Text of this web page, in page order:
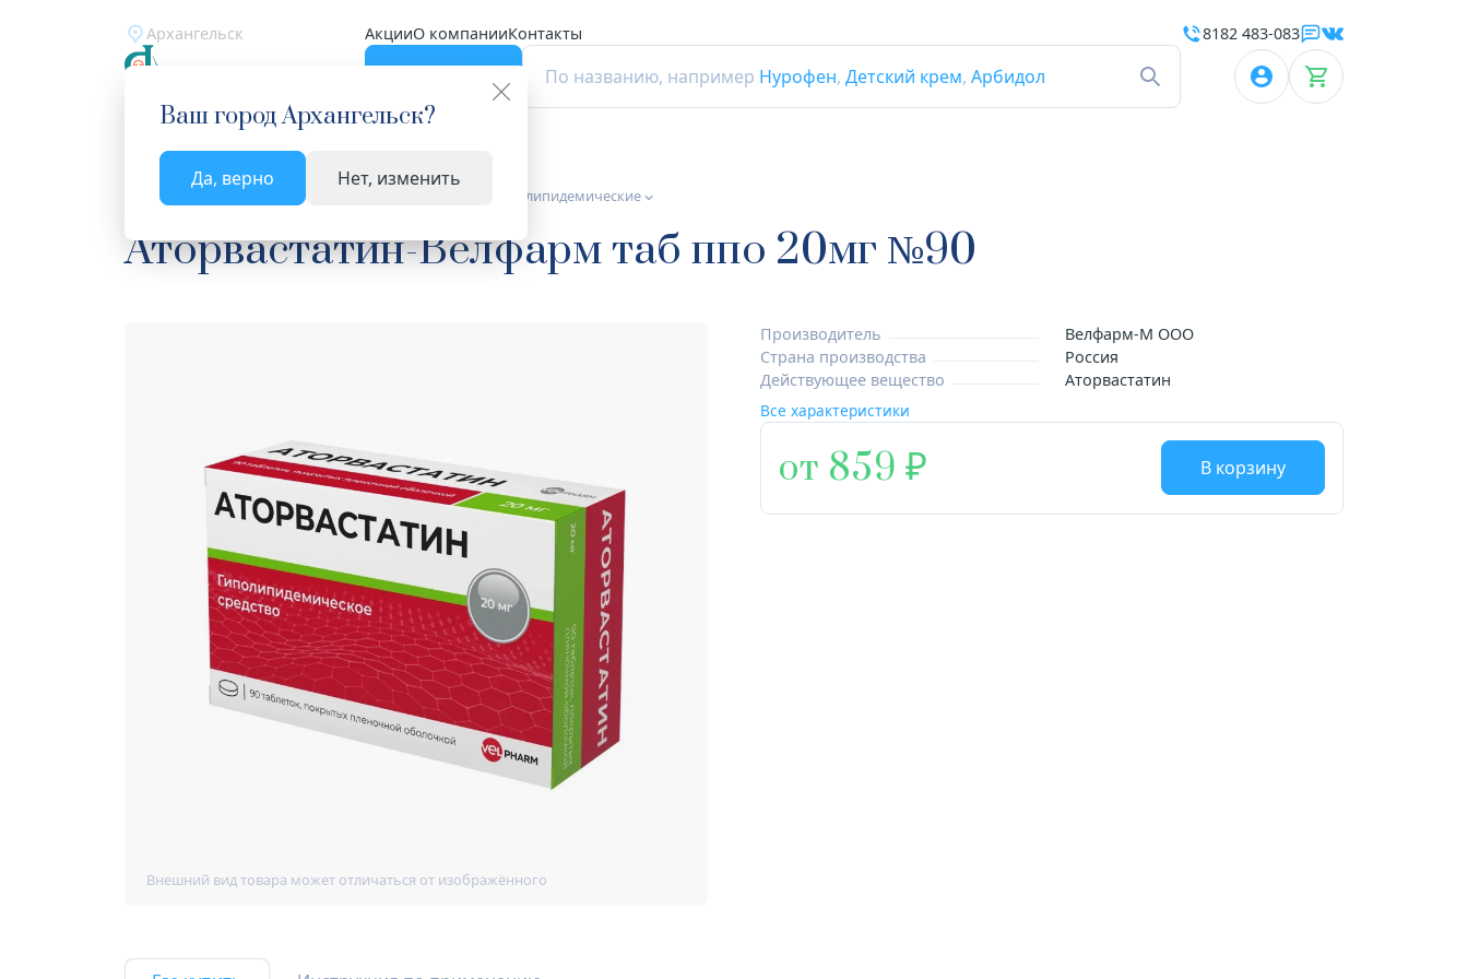
Архангельск АкцииО компанииКонтакты
По названию, например Нурофен, Детский крем, Арбидол
Ваш городАрхангельск?
Да, верно Нет, изменить
8182 483-083
Главная Каталог Лекарства и БАД Средства гиполипидемические
Аторвастатин-Велфарм таб ппо 20мг №90
Производитель
Велфарм-М ООО
Страна производства
Россия
Действующее вещество
Аторвастатин
Все характеристики
от 859 В корзину